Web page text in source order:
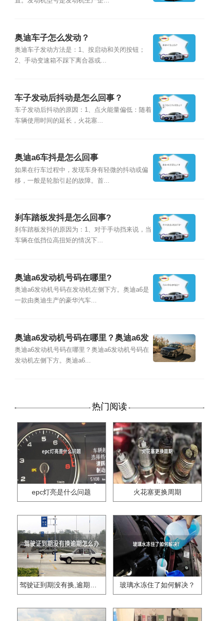
奥迪车子怎么发动？
奥迪车子发动方法是：1、按启动和关闭按钮；
2、手动变速箱不踩下离合器或...
车子发动后抖动是怎么回事？
车子发动后抖动的原因：1、点火能量偏低：随着
车辆使用时间的延长，火花塞...
奥迪a6车抖是怎么回事
如果在行车过程中，发现车身有轻微的抖动或偏
移，一般是轮胎引起的故障。首...
刹车踏板发抖是怎么回事?
刹车踏板发抖的原因为：1、对于手动挡来说，当
车辆在低挡位高扭矩的情况下...
奥迪a6发动机号码在哪里?
奥迪a6发动机号码在发动机左侧下方。奥迪a6是
一款由奥迪生产的豪华汽车...
奥迪a6发动机号码在哪里？奥迪a6发
动机号码位置
奥迪a6发动机号码在哪里？奥迪a6发动机号码在
发动机左侧下方。奥迪a6...
热门阅读
epc灯亮是什么问题 火花塞更换周期
驾驶证到期没有换,逾期怎么办?? 玻璃水冻住了如何解决？